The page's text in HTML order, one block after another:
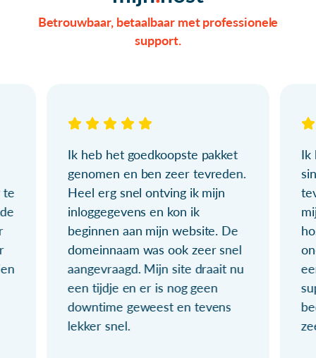
Betrouwbaar, betaalbaar met professionele
support.
te
Ik heb het goedkoopste pakket
genomen en ben zeer tevreden.
Heel erg snel ontving ik mijn
inloggegevens en kon ik
beginnen aan mijn website. De
domeinnaam was ook zeer snel
aangevraagd. Mijn site draait nu
een tijdje en er is nog geen
downtime geweest en tevens
lekker snel.
Ik